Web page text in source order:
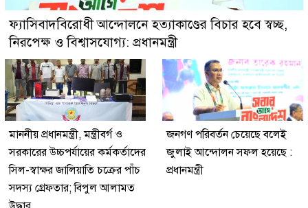
ফ্যাসিবাদবিরোধী আন্দোলনে হত্যাকাণ্ডের বিচার হবে স্বচ্ছ,
নিরপেক্ষ ও বিশ্বাসযোগ্য: প্রধানমন্ত্রী
মাননীয় প্রধানমন্ত্রী, মন্ত্রীবর্গ ও
সরকারের উচ্চপর্যায়ের কর্মকর্তাদের
সিল-স্বাক্ষর জালিয়াতি চক্রের পাঁচ
সদস্য গ্রেফতার; বিপুল আলামত
জনগণ পরিবর্তন চেয়েছে বলেই
জুলাই আন্দোলন সফল হয়েছে :
প্রধানমন্ত্রী